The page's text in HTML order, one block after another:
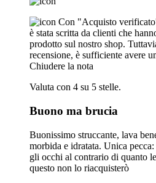
Con "Acquisto
è stata scritta da clienti che
prodotto sul nostro shop.
recensione, è sufficiente avere
Chiudere la nota
Valuta con 4 su 5 stelle.
Buono ma brucia
Buonissimo struccante, lava
morbida e idratata. Unica
gli occhi al contrario di quanto
questo non lo riacquisterò